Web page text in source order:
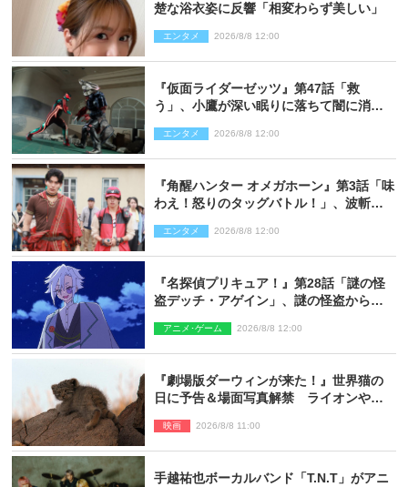
楚な浴衣姿に反響「相変わらず美しい」
エンタメ 2026/8/8 12:00
『仮面ライダーゼッツ』第47話「救
う」、小鷹が深い眠りに落ちて闇に消え
エンタメ 2026/8/8 12:00
『角醒ハンター オメガホーン』第3話「味
わえ！怒りのタッグバトル！」、波斬の
エンタメ 2026/8/8 12:00
『名探偵プリキュア！』第28話「謎の怪
盗デッチ・アゲイン」、謎の怪盗から不
アニメ･ゲーム 2026/8/8 12:00
『劇場版ダーウィンが来た！』世界猫の
日に予告＆場面写真解禁 ライオンやマ
映画 2026/8/8 11:00
手越祐也ボーカルバンド「T.N.T」がアニ